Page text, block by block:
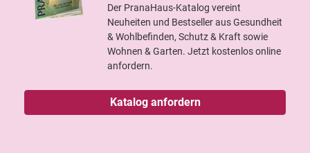
Der PranaHaus-Katalog vereint
Neuheiten und Bestseller aus Gesundheit
& Wohlbefinden, Schutz & Kraft sowie
Wohnen & Garten. Jetzt kostenlos online
anfordern.
Katalog anfordern